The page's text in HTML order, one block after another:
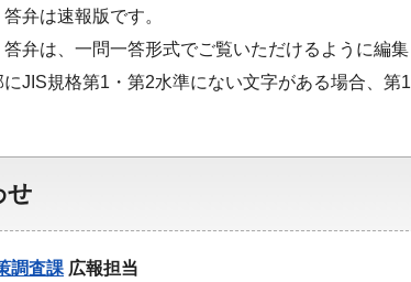
答弁は速報版です。
答弁は、一問一答形式でご覧いただけるように編
にJIS規格第1・第2水準にない文字がある場合、第
せ
調査課 広報担当